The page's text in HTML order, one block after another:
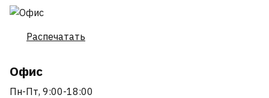
Распечатать
Офис
Пн-Пт, 9:00-18:00